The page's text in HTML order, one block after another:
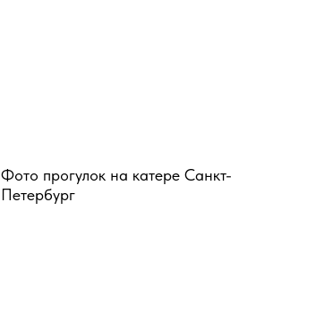
Фото прогулок на катере Санкт-
Петербург